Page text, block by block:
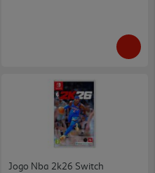
Jogo Nba 2k26 Switch